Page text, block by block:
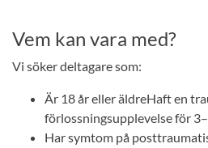
Vem kan vara med?
Vi söker deltagare som:
Är 18 år eller äldreHaft en
förlossningsupplevelse för
Har symtom på